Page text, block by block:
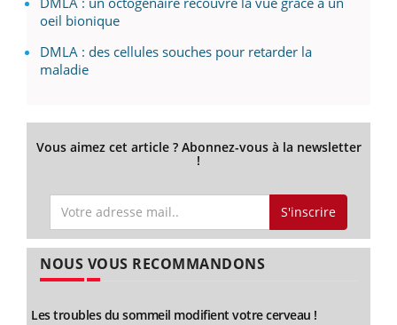
oeil bionique
DMLA : des cellules souches pour retarder la
maladie
Vous aimez cet article ? Abonnez-vous à la newsletter
!
S'inscrire
NOUS VOUS RECOMMANDONS
Les troubles du sommeil modifient votre cerveau !